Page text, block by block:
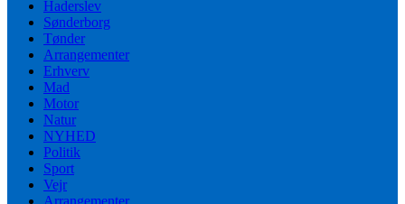
Haderslev
Sønderborg
Tønder
Arrangementer
Erhverv
Mad
Motor
Natur
NYHED
Politik
Sport
Vejr
Arrangementer